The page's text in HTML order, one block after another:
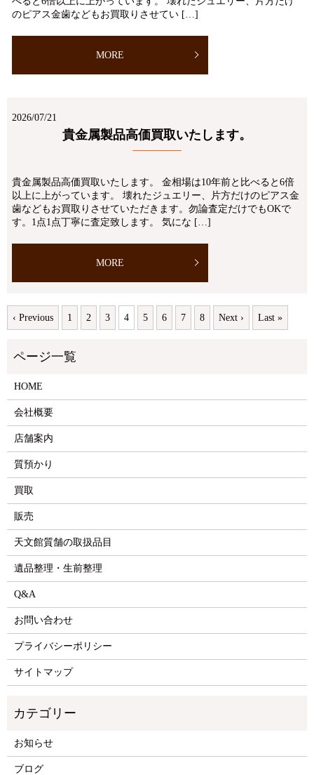
のピアス金歯などもお買取りさせてい […]
MORE
2026/07/21
貴金属製品高価買取いたします。
貴金属製品高価買取いたします。 金相場は10年前と比べると6倍
以上に上がっています。 壊れたジュエリー、片方だけのピアス金
歯などもお買取りさせていただきます。勿論査定だけでもOKで
す。1点1点丁寧に査定致します。 気にな […]
MORE
‹ Previous 1 2 3 4 5 6 7 8 Next › Last »
HOME
会社概要
店舗案内
質預かり
買取
販売
天文館質舗の取扱品目
遺品整理・生前整理
Q&A
お問い合わせ
プライバシーポリシー
サイトマップ
お知らせ
ブログ